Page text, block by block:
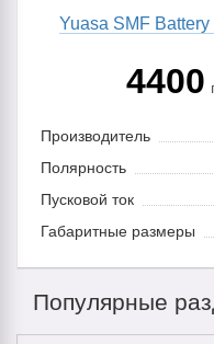
Yuasa SMF
4400
Производитель
Полярность
Пусковой ток
Габаритные размеры
Популярные